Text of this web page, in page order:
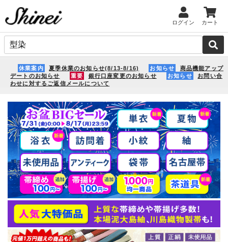
ログイン カート
休業案内 夏季休業のお知らせ(8/13-8/16) お知らせ
商品機能アップ
デートのお知らせ
重要 銀行口座変更のお知らせ お知らせ
お問い合
わせに対するご返信メールについて